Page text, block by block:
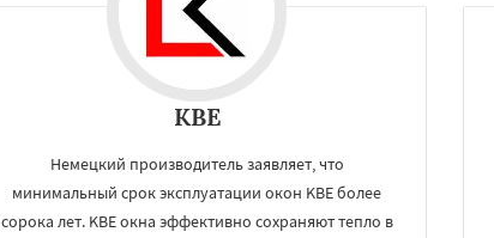
KBE
Немецкий производитель заявляет, что
минимальный срок эксплуатации окон KBE более
сорока лет. KBE окна эффективно сохраняют тепло в